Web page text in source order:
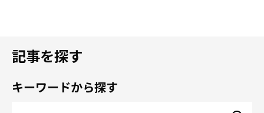
記事を探す
キーワードから探す